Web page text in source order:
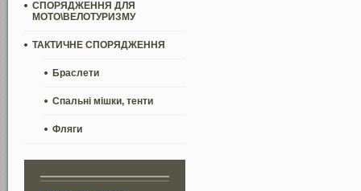
СПОРЯДЖЕННЯ ДЛЯ
МОТО\ВЕЛОТУРИЗМУ
ТАКТИЧНЕ СПОРЯДЖЕННЯ
Браслети
Спальні мішки, тенти
Фляги